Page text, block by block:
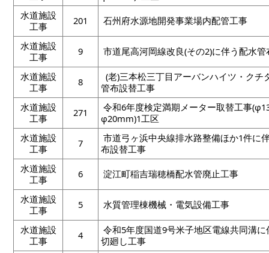
水道施設
工事
201 石州府水源地開発事業場内配管工事
水道施設
工事
9 市道尾高河岡線改良(その2)に伴う配水
水道施設
工事
8
(老)三本松三丁目アーバンハイツ・クチ
管布設替工事
水道施設
工事
271
令和6年度検定満期メーター取替工事
φ20mm)1工区
水道施設
工事
7
市道弓ヶ浜中央線排水路整備ほか1件に
布設替工事
水道施設
工事
6 淀江町稲吉瑞穂橋配水管廃止工事
水道施設
工事
5 水質管理棟機械・電気設備工事
水道施設
工事
4
令和5年度国道9号米子地区電線共同溝
切廻し工事